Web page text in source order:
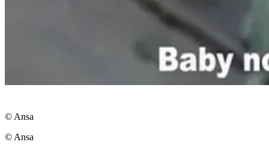
© Ansa
© Ansa